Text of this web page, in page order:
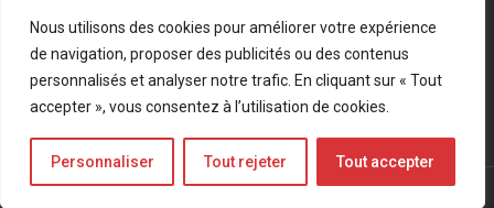
Nous utilisons des cookies pour améliorer votre expérience
de navigation, proposer des publicités ou des contenus
personnalisés et analyser notre trafic. En cliquant sur « Tout
accepter », vous consentez à l’utilisation de cookies.
Personnaliser Tout rejeter Tout accepter
Mentions légales Politique de confidentialité
Bluesky
LinkedIn
Twitter
© Forces Operations Blog - 2022